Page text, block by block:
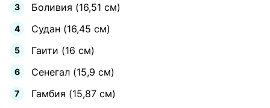
Боливия (16,51 см)
Судан (16,45 см)
Гаити (16 см)
Сенегал (15,9 см)
Гамбия (15,87 см)